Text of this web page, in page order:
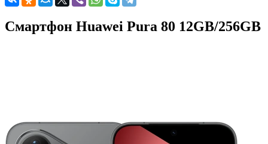
Смартфон Huawei Pura 80 12GB/256GB